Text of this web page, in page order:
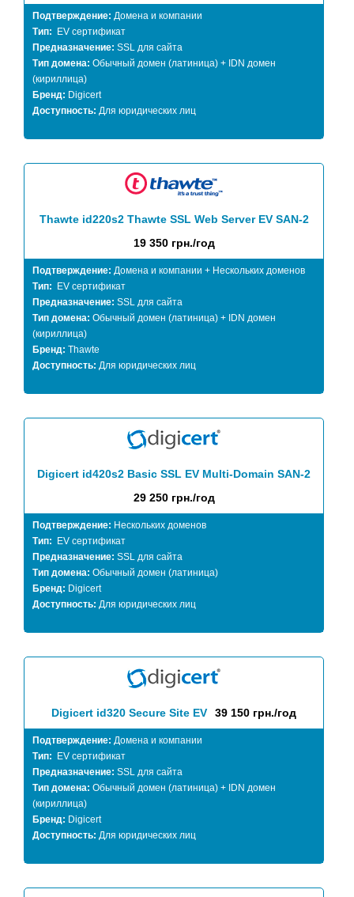
Подтверждение: Домена и компании
Тип:
EV сертификат
Предназначение: SSL для сайта
Тип домена: Обычный домен (латиница) + IDN домен
(кириллица)
Бренд: Digicert
Доступность: Для юридических лиц
Thawte id220s2 Thawte SSL Web Server EV SAN-2
19 350 грн./год
Подтверждение: Домена и компании + Нескольких доменов
Тип:
EV сертификат
Предназначение: SSL для сайта
Тип домена: Обычный домен (латиница) + IDN домен
(кириллица)
Бренд: Thawte
Доступность: Для юридических лиц
Digicert id420s2 Basic SSL EV Multi-Domain SAN-2
29 250 грн./год
Подтверждение: Нескольких доменов
Тип:
EV сертификат
Предназначение: SSL для сайта
Тип домена: Обычный домен (латиница)
Бренд: Digicert
Доступность: Для юридических лиц
Digicert id320 Secure Site EV 39 150 грн./год
Подтверждение: Домена и компании
Тип:
EV сертификат
Предназначение: SSL для сайта
Тип домена: Обычный домен (латиница) + IDN домен
(кириллица)
Бренд: Digicert
Доступность: Для юридических лиц